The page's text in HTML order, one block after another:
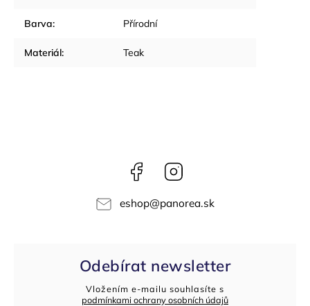
Barva: Přírodní
Materiál: Teak
Facebook
eshop@panorea.sk
Odebírat newsletter
Vložením e-mailu souhlasíte s
podmínkami ochrany osobních údajů